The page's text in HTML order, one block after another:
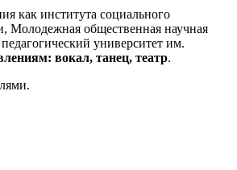
как института социального
Молодежная общественная научная
университет им.
вокал, танец, театр.